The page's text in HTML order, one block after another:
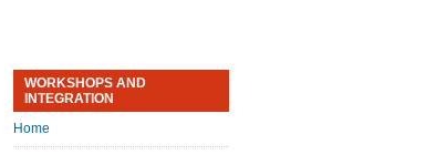
WORKSHOPS AND
INTEGRATION
Home